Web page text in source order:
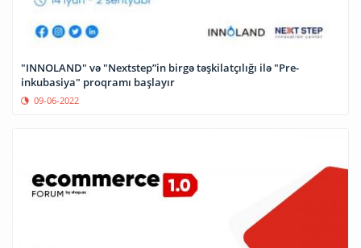
"INNOLAND" və "Nextstep”in birgə təşkilatçılığı ilə "Pre-
inkubasiya" proqramı başlayır
09-06-2022